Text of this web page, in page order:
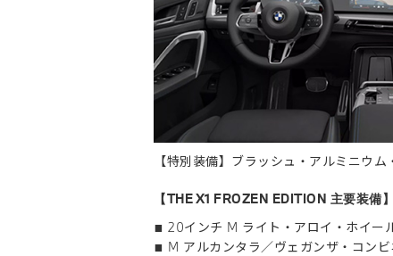
【特別装備】ブラッシュ・アルミニウ
【THE X1 FROZEN EDITION 主要装備】
■ 20インチ M ライト・アロイ・ホイー
■ M アルカンタラ／ヴェガンザ・コンビ